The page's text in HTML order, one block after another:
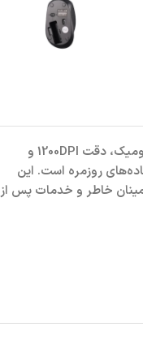
موس بی سیم AULA AM205 با طراحی ارگونومیک، دقت 1200DPI و
روزمره است. این
سرویس، اطمینان خاطر و خدمات پس از